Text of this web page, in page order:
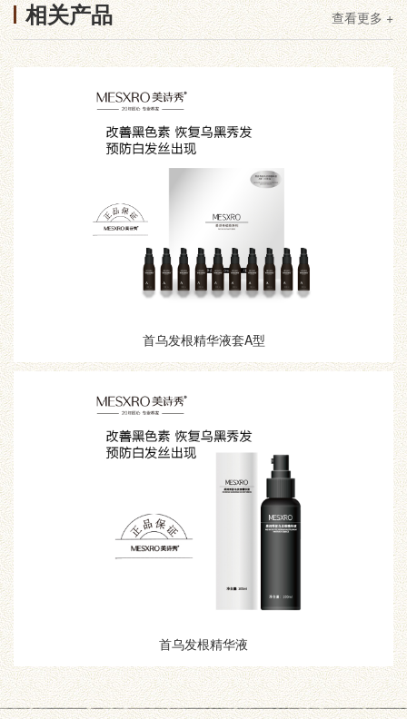
相关产品 查看更多 +
首乌发根精华液套A型
首乌发根精华液